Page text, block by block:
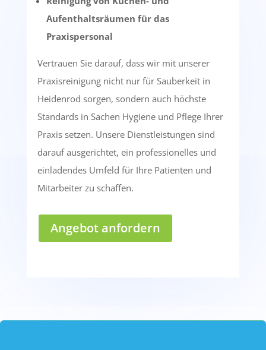
Aufenthaltsräumen für das
Praxispersonal
Vertrauen Sie darauf, dass wir mit unserer
Praxisreinigung nicht nur für Sauberkeit in
Heidenrod sorgen, sondern auch höchste
Standards in Sachen Hygiene und Pflege Ihrer
Praxis setzen. Unsere Dienstleistungen sind
darauf ausgerichtet, ein professionelles und
einladendes Umfeld für Ihre Patienten und
Mitarbeiter zu schaffen.
Angebot anfordern